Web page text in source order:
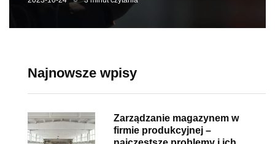
Najnowsze wpisy
Zarządzanie magazynem w
firmie produkcyjnej –